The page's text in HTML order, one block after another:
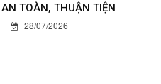
TOÀN, THUẬN TIỆN
28/07/2026